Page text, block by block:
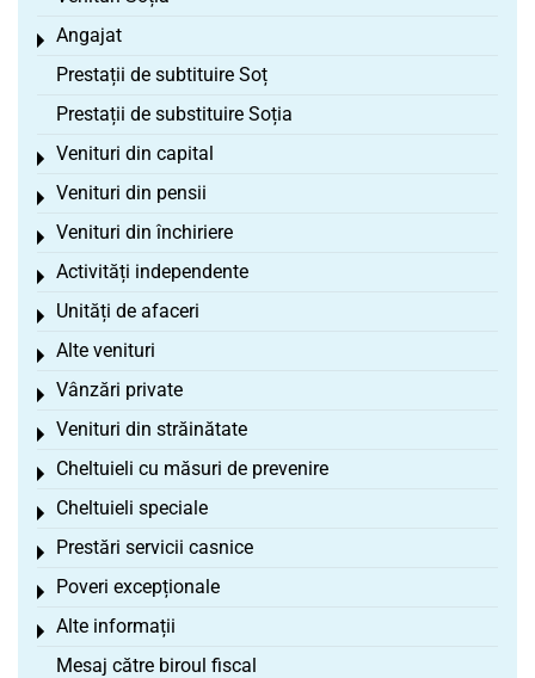
Angajat
Toggle menu
Prestații de subtituire Soț
Prestații de substituire Soția
Venituri din capital
Toggle menu
Venituri din pensii
Toggle menu
Venituri din închiriere
Toggle menu
Activități independente
Toggle menu
Unități de afaceri
Toggle menu
Alte venituri
Toggle menu
Vânzări private
Toggle menu
Venituri din străinătate
Toggle menu
Cheltuieli cu măsuri de prevenire
Toggle menu
Cheltuieli speciale
Toggle menu
Prestări servicii casnice
Toggle menu
Poveri excepționale
Toggle menu
Alte informații
Toggle menu
Mesaj către biroul fiscal